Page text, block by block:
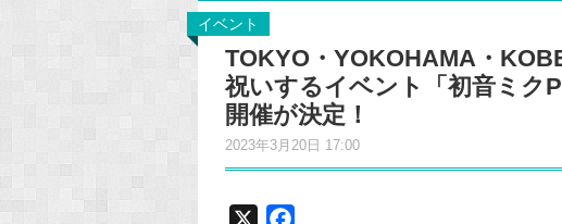
イベント
TOKYO・YOKOHAMA・
祝いするイベント「初音ミク
開催が決定！
2023年3月20日 17:00